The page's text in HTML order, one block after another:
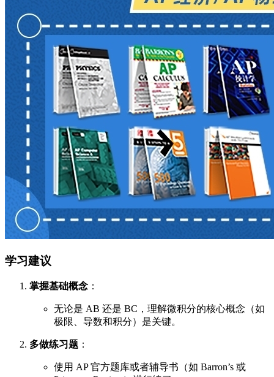
学习建议
掌握基础概念 ：
无论是 AB 还是 BC，理解微积分的核心概念（如
极限、导数和积分）是关键。
多做练习题 ：
使用 AP 官方题库或者辅导书（如 Barron’s 或